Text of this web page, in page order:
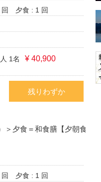
夕食 : 1 回
1名 ¥ 40,900
残りわずか
夕食＝和食膳【夕朝食
夕食 : 1 回